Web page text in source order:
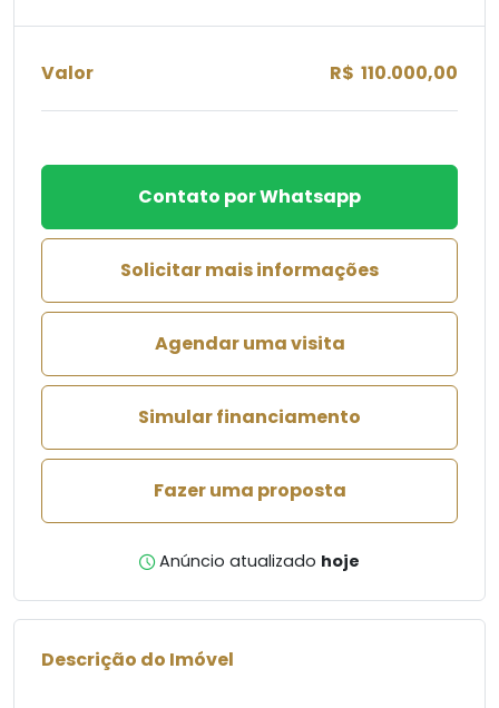
Valor R$ 110.000,00
Contato por Whatsapp
Solicitar mais informações
Agendar uma visita
Simular financiamento
Fazer uma proposta
Anúncio atualizado hoje
Descrição do Imóvel